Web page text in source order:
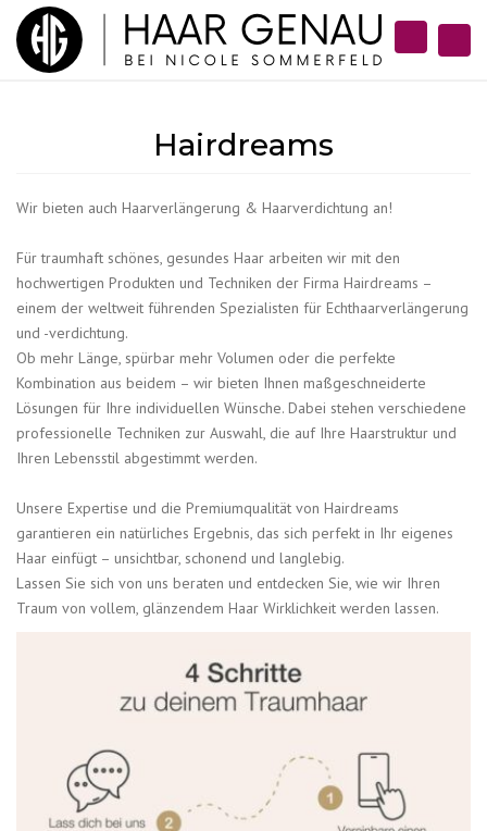
Search
Hairdreams
Wir bieten auch Haarverlängerung & Haarverdichtung an!
Für traumhaft schönes, gesundes Haar arbeiten wir mit den
hochwertigen Produkten und Techniken der Firma Hairdreams –
einem der weltweit führenden Spezialisten für Echthaarverlängerung
und -verdichtung.
Ob mehr Länge, spürbar mehr Volumen oder die perfekte
Kombination aus beidem – wir bieten Ihnen maßgeschneiderte
Lösungen für Ihre individuellen Wünsche. Dabei stehen verschiedene
professionelle Techniken zur Auswahl, die auf Ihre Haarstruktur und
Ihren Lebensstil abgestimmt werden.
Unsere Expertise und die Premiumqualität von Hairdreams
garantieren ein natürliches Ergebnis, das sich perfekt in Ihr eigenes
Haar einfügt – unsichtbar, schonend und langlebig.
Lassen Sie sich von uns beraten und entdecken Sie, wie wir Ihren
Traum von vollem, glänzendem Haar Wirklichkeit werden lassen.